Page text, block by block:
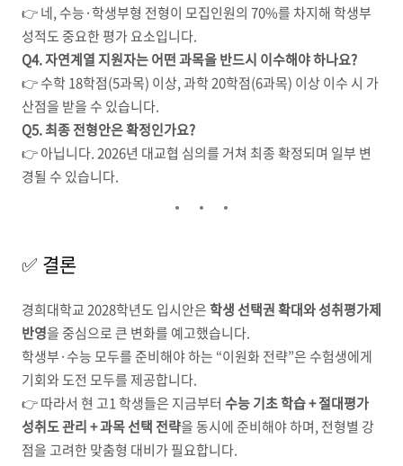
👉 네, 수능·학생부형 전형이 모집인원의 70%를 차지해 학생부
성적도 중요한 평가 요소입니다.
Q4. 자연계열 지원자는 어떤 과목을 반드시 이수해야 하나요?
👉 수학 18학점(5과목) 이상, 과학 20학점(6과목) 이상 이수 시 가
산점을 받을 수 있습니다.
Q5. 최종 전형안은 확정인가요?
👉 아닙니다. 2026년 대교협 심의를 거쳐 최종 확정되며 일부 변
경될 수 있습니다.
✅ 결론
경희대학교 2028학년도 입시안은학생 선택권 확대와 성취평가제
반영을 중심으로 큰 변화를 예고했습니다.
학생부·수능 모두를 준비해야 하는 “이원화 전략”은 수험생에게
기회와 도전 모두를 제공합니다.
👉 따라서 현 고1 학생들은 지금부터 수능 기초 학습 + 절대평가
성취도 관리 + 과목 선택 전략을 동시에 준비해야 하며, 전형별 강
점을 고려한 맞춤형 대비가 필요합니다.